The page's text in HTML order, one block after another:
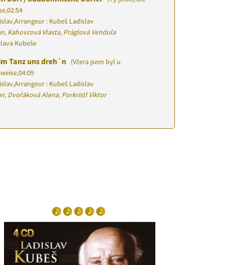
,02:54
,Arrangeur : Kubeš Ladislav
Kahovcová Vlasta, Práglová Vendula
Kubeše
Tanz uns dreh´n (Včera jsem byl u
,04:09
,Arrangeur : Kubeš Ladislav
Dvořáková Alena, Porkristl Viktor